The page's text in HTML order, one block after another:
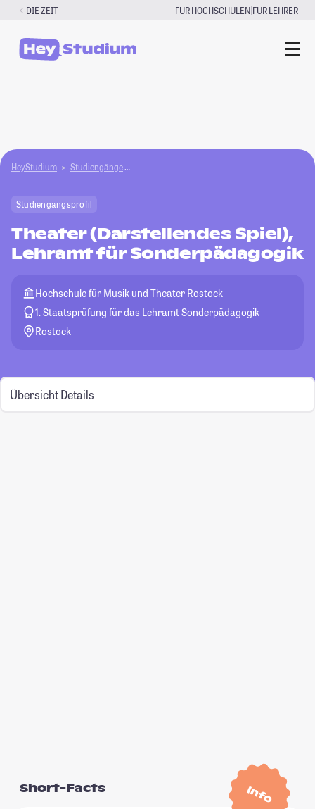
Zum
springen
DIE ZEIT FÜR HOCHSCHULEN|FÜR LEHRER
HeyStudium Studiengänge Theater (Darstellendes Spiel), Lehramt für
Studiengangsprofil
Theater (Darstellendes Spiel),
Lehramt für Sonderpädagogik
Hochschule für Musik und Theater Rostock
1. Staatsprüfung für das Lehramt Sonderpädagogik
Rostock
Übersicht Details
Info
Short-Facts